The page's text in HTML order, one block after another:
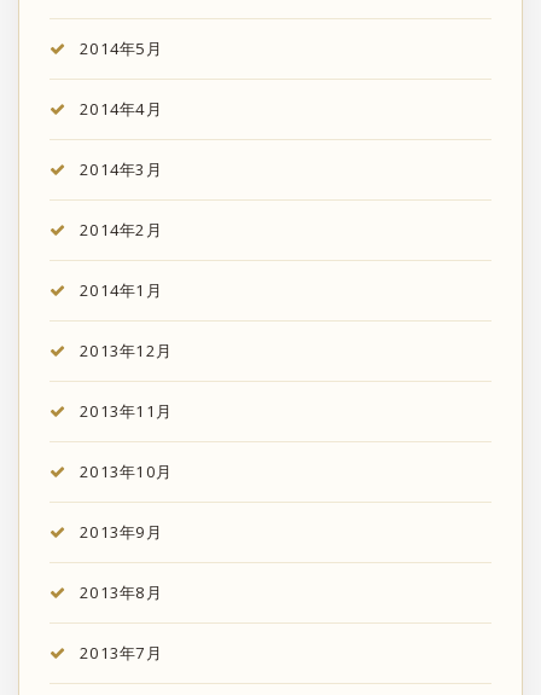
2014年5月
2014年4月
2014年3月
2014年2月
2014年1月
2013年12月
2013年11月
2013年10月
2013年9月
2013年8月
2013年7月